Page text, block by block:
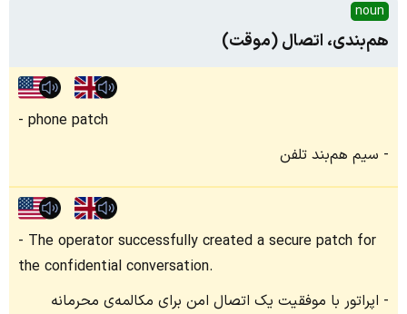
noun
هم‌بندی، اتصال (موقت)
phone patch
سیم هم‌بند تلفن
The operator successfully created a secure patch for
the confidential conversation.
اپراتور با موفقیت یک اتصال امن برای مکالمه‌ی محرمانه